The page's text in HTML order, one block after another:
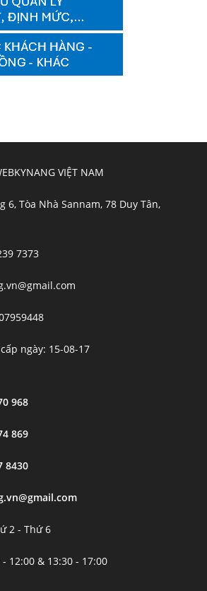
VIỆT NAM
6, Tòa Nhà Sannam, 78 Duy Tân,
7373
ngày: 15-08-17
968
869
8430
2 - Thứ 6
12:00 & 13:30 - 17:00